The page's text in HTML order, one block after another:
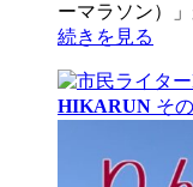
ーマラソン）
続きを見る
HIKARUN そ